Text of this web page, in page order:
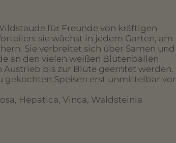
für Freunde von kräftigen
sie wächst in jedem Garten, am
Sie verbreitet sich über Samen und
an den vielen weißen Blütenbällen
Austrieb bis zur Blüte geerntet werden.
gekochten Speisen erst unmittelbar vor
Hepatica, Vinca, Waldsteinia